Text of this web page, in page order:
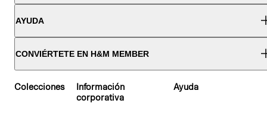
AYUDA
CONVIÉRTETE EN H&M MEMBER
Colecciones
Información
corporativa
Ayuda